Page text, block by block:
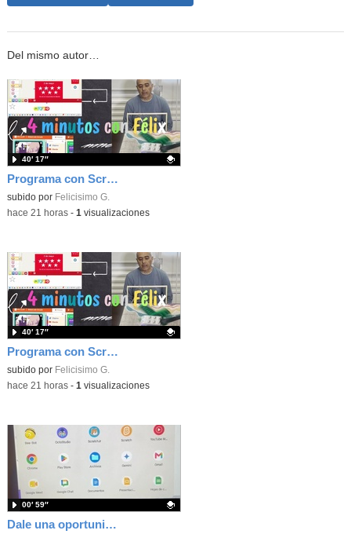
Del mismo autor…
Programa con Scratch, 8 diferentes juegos para vivir la emoción de los partidos de España en el mundial 2026
Contenido educativo.
subido por Felicisimo G.
40′ 17″
-hace 21 horas- 1 visualizaciones
Programa con Scratch juegos con los partidos del mundial 2026 ganados por España
Contenido educativo.
subido por Felicisimo G.
40′ 17″
-hace 21 horas- 1 visualizaciones
Dale una oportunidad a los Chromebooks y utiliza un proyector para realizar talleres si no tienes pantallas táctiles
00′ 59″